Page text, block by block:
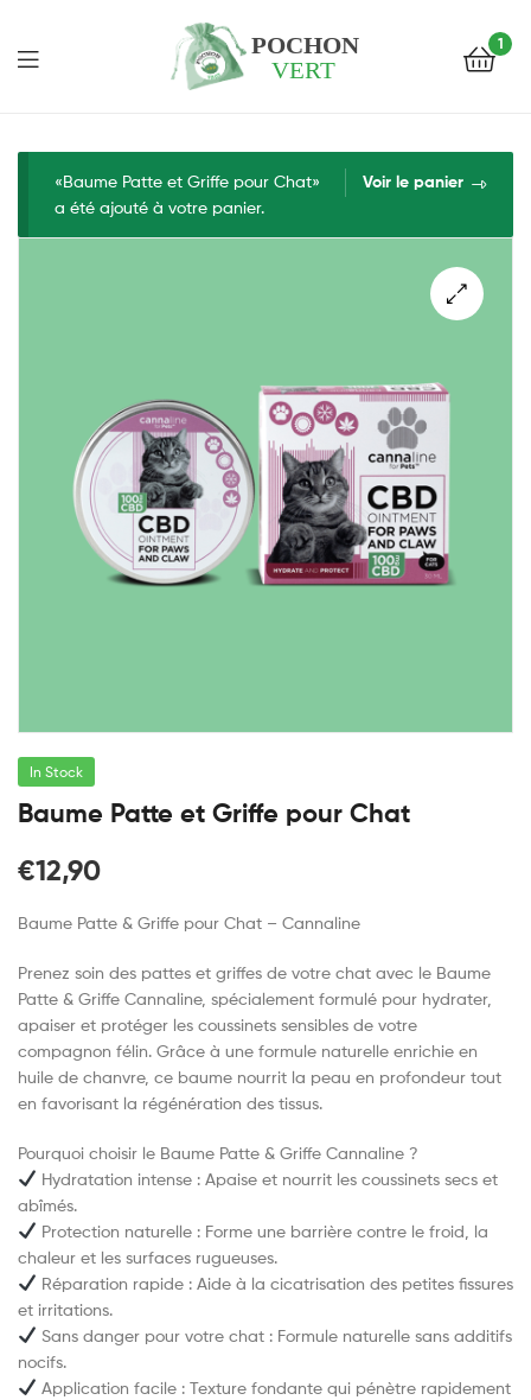
Vert
1
Voir le panier
«Baume Patte et Griffe pour Chat»
a été ajouté à votre panier.
In Stock
Baume Patte et Griffe pour Chat
€12,90
Baume Patte & Griffe pour Chat – Cannaline
Prenez soin des pattes et griffes de votre chat avec le Baume
Patte & Griffe Cannaline, spécialement formulé pour hydrater,
apaiser et protéger les coussinets sensibles de votre
compagnon félin. Grâce à une formule naturelle enrichie en
huile de chanvre, ce baume nourrit la peau en profondeur tout
en favorisant la régénération des tissus.
Pourquoi choisir le Baume Patte & Griffe Cannaline ?
Hydratation intense : Apaise et nourrit les coussinets secs et
abîmés.
Protection naturelle : Forme une barrière contre le froid, la
chaleur et les surfaces rugueuses.
Réparation rapide : Aide à la cicatrisation des petites fissures
et irritations.
Sans danger pour votre chat : Formule naturelle sans additifs
nocifs.
Application facile : Texture fondante qui pénètre rapidement